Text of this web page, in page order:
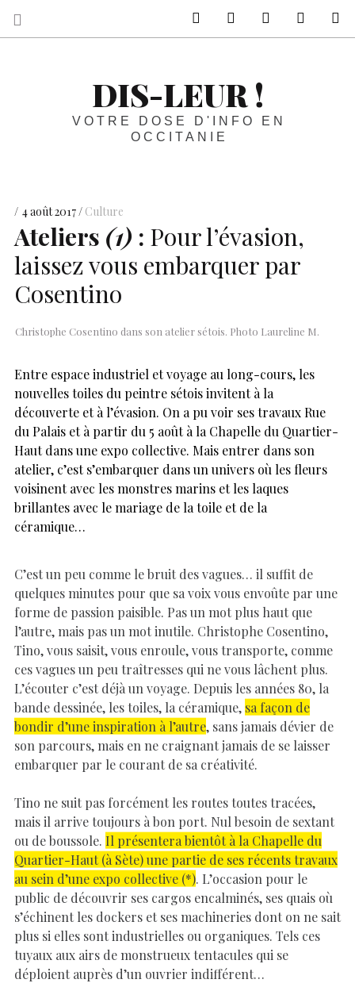
DIS-LEUR !
VOTRE DOSE D'INFO EN
OCCITANIE
4 août 2017 Culture
Ateliers (1) : Pour l’évasion,
laissez vous embarquer par
Cosentino
Christophe Cosentino dans son atelier sétois. Photo Laureline M.
Entre espace industriel et voyage au long-cours, les
nouvelles toiles du peintre sétois invitent à la
découverte et à l’évasion. On a pu voir ses travaux Rue
du Palais et à partir du 5 août à la Chapelle du Quartier-
Haut dans une expo collective. Mais entrer dans son
atelier, c’est s’embarquer dans un univers où les fleurs
voisinent avec les monstres marins et les laques
brillantes avec le mariage de la toile et de la
céramique…
C’est un peu comme le bruit des vagues… il suffit de
quelques minutes pour que sa voix vous envoûte par une
forme de passion paisible. Pas un mot plus haut que
l’autre, mais pas un mot inutile. Christophe Cosentino,
Tino, vous saisit, vous enroule, vous transporte, comme
ces vagues un peu traîtresses qui ne vous lâchent plus.
L’écouter c’est déjà un voyage. Depuis les années 80, la
bande dessinée, les toiles, la céramique, sa façon de
bondir d’une inspiration à l’autre, sans jamais dévier de
son parcours, mais en ne craignant jamais de se laisser
embarquer par le courant de sa créativité.
Tino ne suit pas forcément les routes toutes tracées,
mais il arrive toujours à bon port. Nul besoin de sextant
ou de boussole. Il présentera bientôt à la Chapelle du
Quartier-Haut (à Sète) une partie de ses récents travaux
au sein d’une expo collective (*). L’occasion pour le
public de découvrir ses cargos encalminés, ses quais où
s’échinent les dockers et ses machineries dont on ne sait
plus si elles sont industrielles ou organiques. Tels ces
tuyaux aux airs de monstrueux tentacules qui se
déploient auprès d’un ouvrier indifférent…